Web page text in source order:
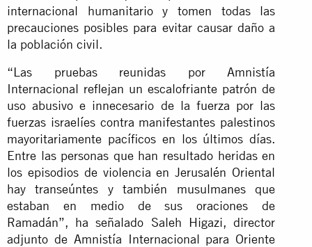
internacional humanitario y tomen todas las
precauciones posibles para evitar causar daño a
la población civil.
“Las pruebas reunidas por Amnistía
Internacional reflejan un escalofriante patrón de
uso abusivo e innecesario de la fuerza por las
fuerzas israelíes contra manifestantes palestinos
mayoritariamente pacíficos en los últimos días.
Entre las personas que han resultado heridas en
los episodios de violencia en Jerusalén Oriental
hay transeúntes y también musulmanes que
estaban en medio de sus oraciones de
Ramadán”, ha señalado Saleh Higazi, director
adjunto de Amnistía Internacional para Oriente